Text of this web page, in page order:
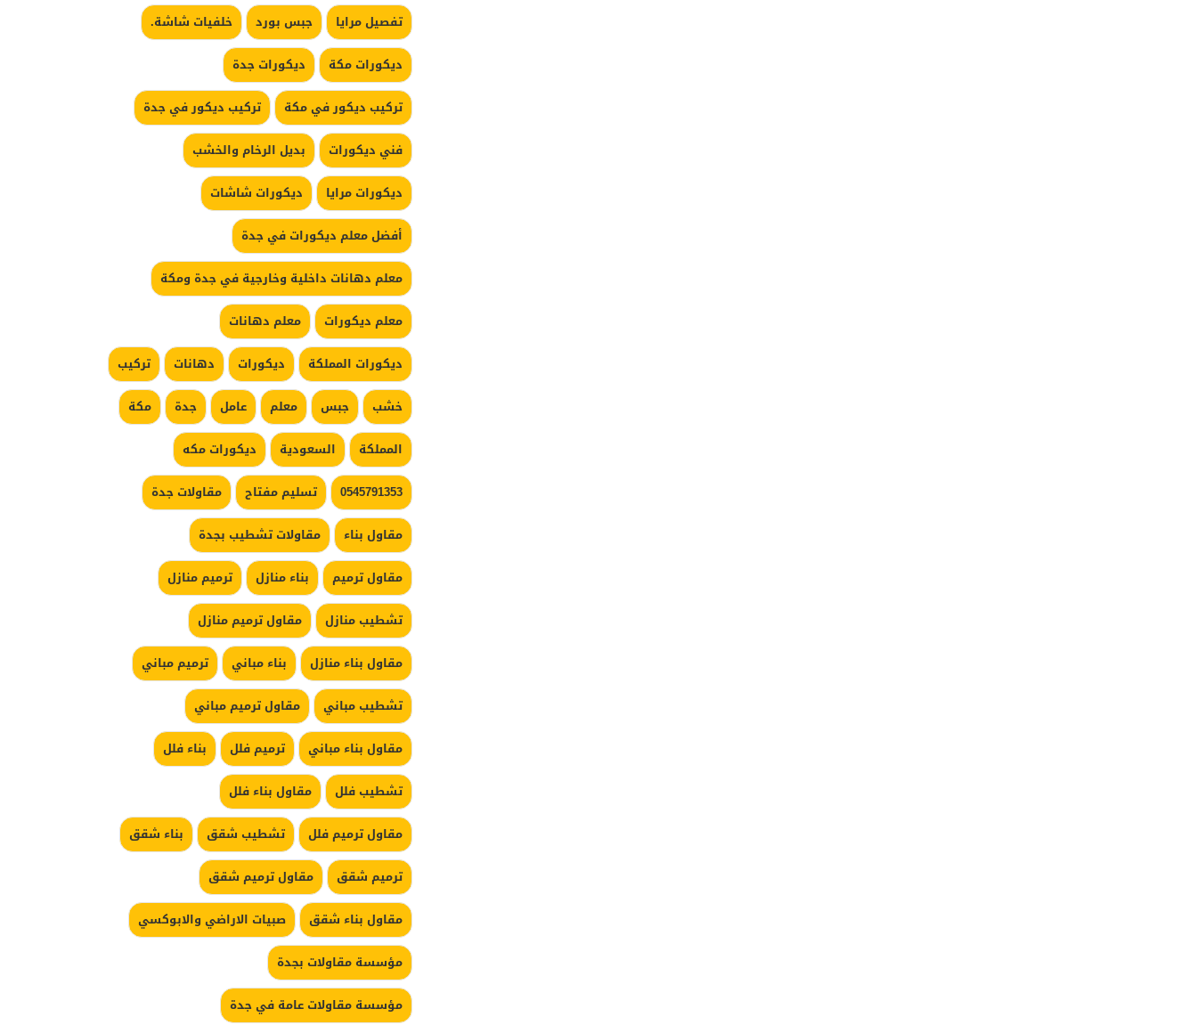
تفصيل مرايا
جبس بورد
خلفيات شاشة.
ديكورات مكة
ديكورات جدة
تركيب ديكور في مكة
تركيب ديكور في جدة
فني ديكورات
بديل الرخام والخشب
ديكورات مرايا
ديكورات شاشات
أفضل معلم ديكورات في جدة
معلم دهانات داخلية وخارجية في جدة ومكة
معلم ديكورات
معلم دهانات
ديكورات المملكة
ديكورات دهانات
تركيب
خشب
جبس معلم عامل جدة
مكة
المملكة
السعودية
ديكورات مكه
0545791353
تسليم مفتاح
مقاولات جدة
مقاول بناء
مقاولات تشطيب بجدة
مقاول ترميم
بناء منازل
ترميم منازل
تشطيب منازل
مقاول ترميم منازل
مقاول بناء منازل
بناء مباني
ترميم مباني
تشطيب مباني
مقاول ترميم مباني
مقاول بناء مباني
ترميم فلل
بناء فلل
تشطيب فلل
مقاول بناء فلل
مقاول ترميم فلل
تشطيب شقق
بناء شقق
ترميم شقق
مقاول ترميم شقق
مقاول بناء شقق
صبيات الاراضي والابوكسي
مؤسسة مقاولات بجدة
مؤسسة مقاولات عامة في جدة